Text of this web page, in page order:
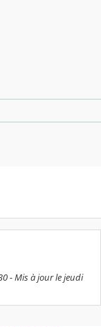
- Mis à jour le jeudi